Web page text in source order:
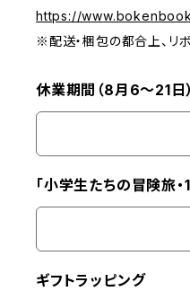
https://
※配送・梱包の都合上、リ
休業期間（8月6〜21日
「小学生たちの冒険旅
ギフトラッピング